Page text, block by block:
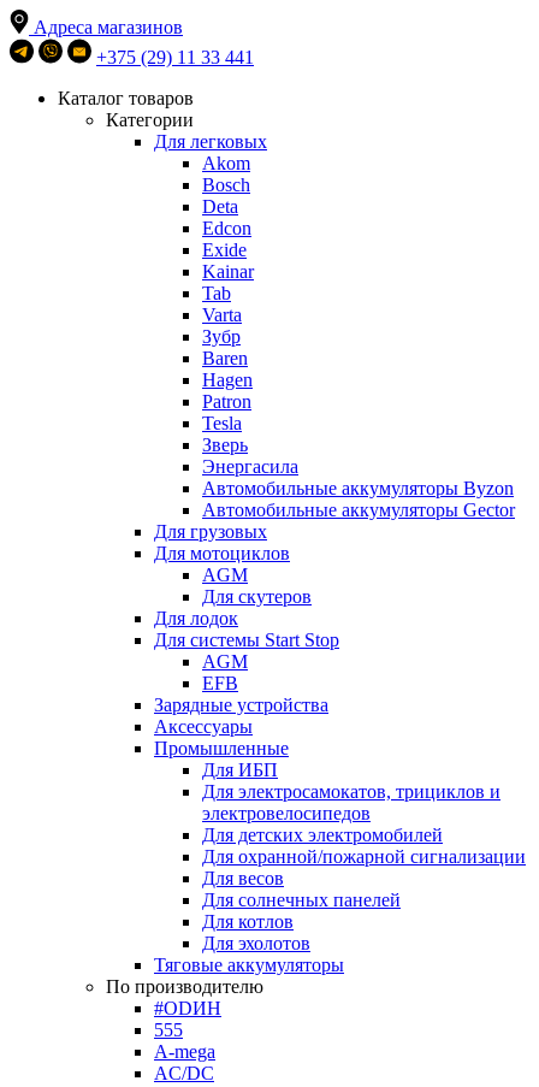
Адреса магазинов
+375 (29) 11 33 441
Каталог товаров
Категории
Для легковых
Akom
Bosch
Deta
Edcon
Exide
Kainar
Tab
Varta
Зубр
Baren
Hagen
Patron
Tesla
Зверь
Энергасила
Автомобильные аккумуляторы Byzon
Автомобильные аккумуляторы Gector
Для грузовых
Для мотоциклов
AGM
Для скутеров
Для лодок
Для системы Start Stop
AGM
EFB
Зарядные устройства
Аксессуары
Промышленные
Для ИБП
Для электросамокатов, трициклов и
электровелосипедов
Для детских электромобилей
Для охранной/пожарной сигнализации
Для весов
Для солнечных панелей
Для котлов
Для эхолотов
Тяговые аккумуляторы
По производителю
#ODИН
555
A-mega
AC/DC